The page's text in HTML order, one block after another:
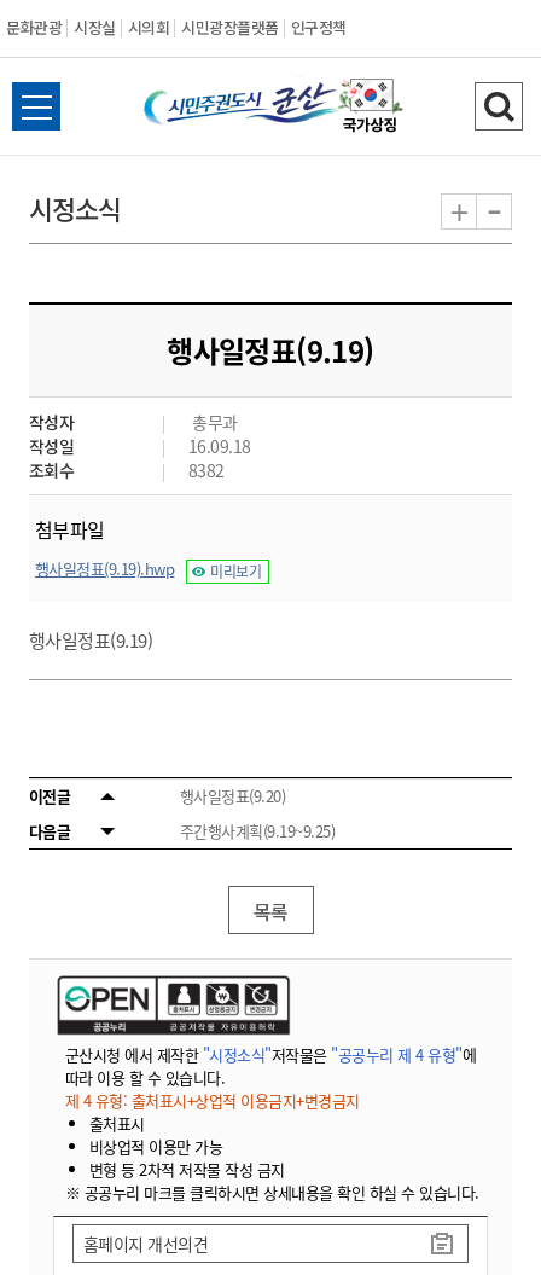
문화관광 시장실 시의회 시민광장플랫폼 인구정책
시
민
도
시
군
산
전
체
뉴
열
검
색
기
시정소식 + -
행사일정표(9.19)
작성자
총무과
작성일
16.09.18
조회수
8382
첨부파일
행사일정표(9.19).hwp 미리보기
행사일정표(9.19)
이전글
행사일정표(9.20)
다음글
주간행사계획(9.19~9.25)
목록
군산시청 에서 제작한 "시정소식"저작물은 "공공누리 제 4 유형"에
따라 이용 할 수 있습니다.
제 4 유형: 출처표시+상업적 이용금지+변경금지
출처표시
비상업적 이용만 가능
변형 등 2차적 저작물 작성 금지
※ 공공누리 마크를 클릭하시면 상세내용을 확인 하실 수 있습니다.
홈페이지 개선의견